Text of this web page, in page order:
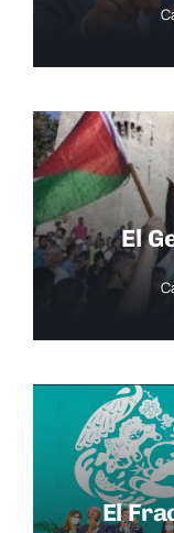
El
El